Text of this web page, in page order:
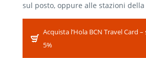
sul posto, oppure alle stazioni
Acquista l’Hola BCN Travel Card
5%